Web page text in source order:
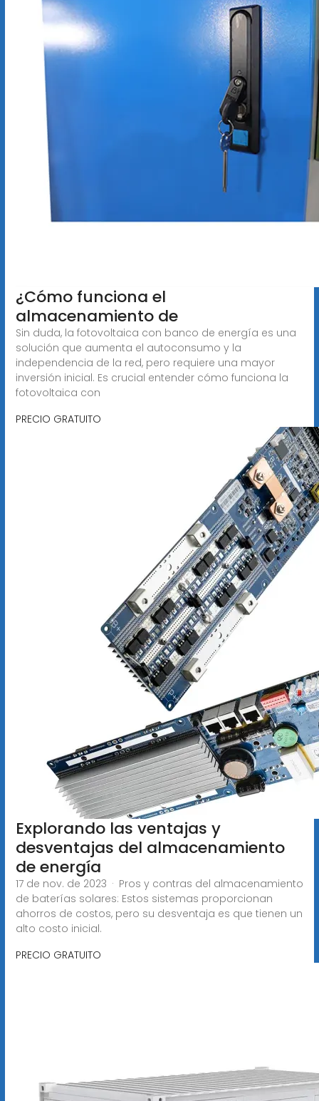
¿Cómo funciona el
almacenamiento de
Sin duda, la fotovoltaica con banco de energía es una
solución que aumenta el autoconsumo y la
independencia de la red, pero requiere una mayor
inversión inicial. Es crucial entender cómo funciona la
fotovoltaica con
PRECIO GRATUITO
Explorando las ventajas y
desventajas del almacenamiento
de energía
17 de nov. de 2023 · Pros y contras del almacenamiento
de baterías solares: Estos sistemas proporcionan
ahorros de costos, pero su desventaja es que tienen un
alto costo inicial.
PRECIO GRATUITO